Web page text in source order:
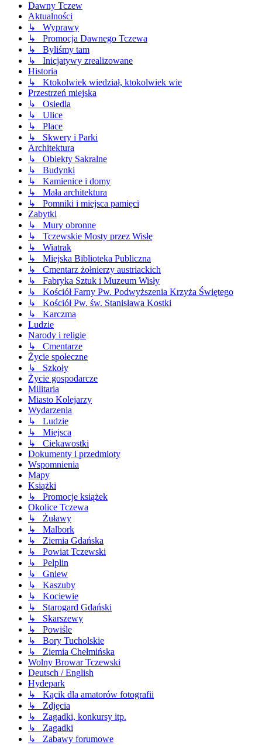
Dawny Tczew
Aktualności
↳ Wyprawy
↳ Promocja Dawnego Tczewa
↳ Byliśmy tam
↳ Inicjatywy zrealizowane
Historia
↳ Ktokolwiek wiedział, ktokolwiek wie
Przestrzeń miejska
↳ Osiedla
↳ Ulice
↳ Place
↳ Skwery i Parki
Architektura
↳ Obiekty Sakralne
↳ Budynki
↳ Kamienice i domy
↳ Mała architektura
↳ Pomniki i miejsca pamięci
Zabytki
↳ Mury obronne
↳ Tczewskie Mosty przez Wisłę
↳ Wiatrak
↳ Miejska Biblioteka Publiczna
↳ Cmentarz żołnierzy austriackich
↳ Fabryka Sztuk i Muzeum Wisły
↳ Kościół Farny Pw. Podwyższenia Krzyża Świętego
↳ Kościół Pw. św. Stanisława Kostki
↳ Karczma
Ludzie
Narody i religie
↳ Cmentarze
Życie społeczne
↳ Szkoły
Życie gospodarcze
Militaria
Miasto Kolejarzy
Wydarzenia
↳ Ludzie
↳ Miejsca
↳ Ciekawostki
Dokumenty i przedmioty
Wspomnienia
Mapy
Książki
↳ Promocje książek
Okolice Tczewa
↳ Żuławy
↳ Malbork
↳ Ziemia Gdańska
↳ Powiat Tczewski
↳ Pelplin
↳ Gniew
↳ Kaszuby
↳ Kociewie
↳ Starogard Gdański
↳ Skarszewy
↳ Powiśle
↳ Bory Tucholskie
↳ Ziemia Chełmińska
Wolny Browar Tczewski
Deutsch / English
Hydepark
↳ Kącik dla amatorów fotografii
↳ Zdjęcia
↳ Zagadki, konkursy itp.
↳ Zagadki
↳ Zabawy forumowe